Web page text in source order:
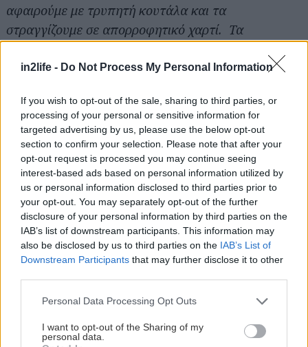
in2life - Do Not Process My Personal Information
If you wish to opt-out of the sale, sharing to third parties, or
processing of your personal or sensitive information for
targeted advertising by us, please use the below opt-out
section to confirm your selection. Please note that after your
opt-out request is processed you may continue seeing
interest-based ads based on personal information utilized by
us or personal information disclosed to third parties prior to
your opt-out. You may separately opt-out of the further
disclosure of your personal information by third parties on the
IAB’s list of downstream participants. This information may
also be disclosed by us to third parties on the IAB’s List of
Downstream Participants that may further disclose it to other
Please note that this website/app uses one or more Google
not limited to your visit or usage behaviour. You may click to
grant or deny consent to Google and its third-party tags to
Personal Data Processing Opt Outs
I want to opt-out of the Sharing of my
personal data.
αφαιρούμε με τρυπητή κουτάλα και τα
στραγγίζουμε σε απορροφητικό χαρτί. Τα
αλουμινόχαρτο για να κρατηθούν ζεστά (μπορούμε
50-70ο C και αφού τον σβήσουμε, να βάλουμε το
σκεπασμένο ψάρι μέσα).
Σάλτσα και τελείωμα
Σε ένα μικρό κατσαρολάκι λιώνουμε σε μέτρια
φωτιά 100 γρ. φρέσκο αγελαδινό βούτυρο και μόλις
πάρει ξανθό σκούρο χρώμα και αρχίσει να μυρίζει
σαν καβουρδισμένα φουντούκια, προσθέτουμε 3
κ.γλ. ξύδι από λευκό κρασί. Αποσύρουμε από την
φωτιά και προσθέτουμε 3 κ.σ. ξαρμυρισμένη
κάππαρη. Μοιράζουμε τα πτερύγια των σαλαχιών
αμέσως. Συνοδεύουμε με μικρές πατάτες ατμού